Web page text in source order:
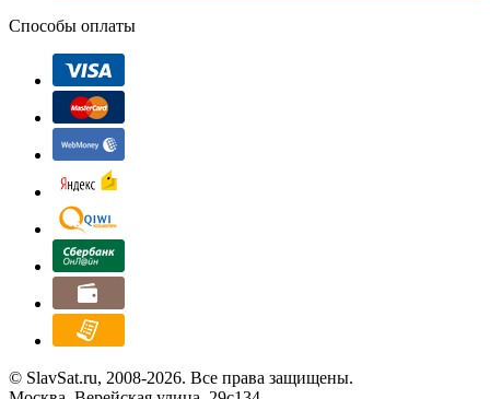
Способы оплаты
© SlavSat.ru, 2008-2026. Все права защищены.